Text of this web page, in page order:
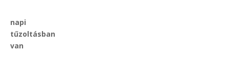
napi
tűzoltásban
van